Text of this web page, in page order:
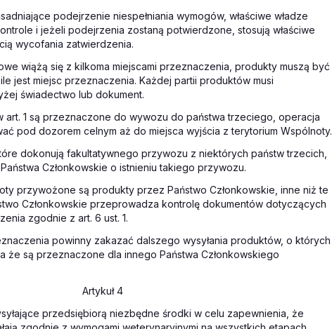
podejrzenie niespełniania wymogów, właściwe władze
i jeżeli podejrzenia zostaną potwierdzone, stosują właściwe
wycofania zatwierdzenia.
wiążą się z kilkoma miejscami przeznaczenia, produkty muszą być
jest miejsc przeznaczenia. Każdej partii produktów musi
świadectwo lub dokument.
1 są przeznaczone do wywozu do państwa trzeciego, operacja
pod dozorem celnym aż do miejsca wyjścia z terytorium Wspólnoty.
dokonują fakultatywnego przywozu z niektórych państw trzecich,
Członkowskie o istnieniu takiego przywozu.
przywożone są produkty przez Państwo Członkowskie, inne niż te
Członkowskie przeprowadza kontrolę dokumentów dotyczących
zgodnie z art. 6 ust. 1.
powinny zakazać dalszego wysyłania produktów, o których
że są przeznaczone dla innego Państwa Członkowskiego
Artykuł 4
przedsiębiorą niezbędne środki w celu zapewnienia, że